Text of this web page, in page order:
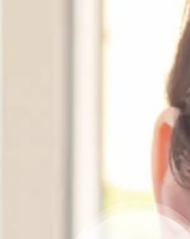
プライバシーポリシー
お知らせ・ブログ